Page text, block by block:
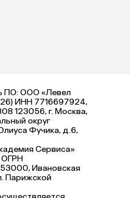
ПО: ООО «Левел
ИНН 7716697924,
123056, г. Москва,
округ
Фучика, д.6,
Сервиса»
ОГРН
Ивановская
Парижской